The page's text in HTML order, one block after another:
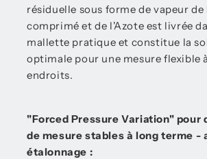
résiduelle sous forme de vapeur de
comprimé et de l'Azote est livrée
mallette pratique et constitue la
optimale pour une mesure flexible
endroits.
"Forced Pressure Variation" pour
de mesure stables à long terme -
étalonnage :